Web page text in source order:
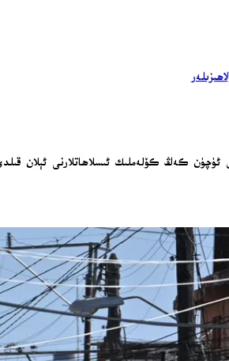
ئۈچۈن كەڭ كۆلەملىك ئىسلاھاتلارنى ئېلان